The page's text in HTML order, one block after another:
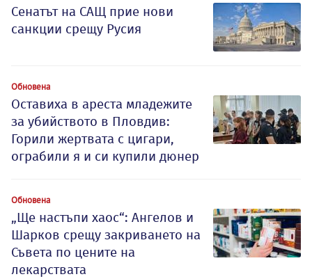
Сенатът на САЩ прие нови
санкции срещу Русия
Обновена
Оставиха в ареста младежите
за убийството в Пловдив:
Горили жертвата с цигари,
ограбили я и си купили дюнер
Обновена
„Ще настъпи хаос“: Ангелов и
Шарков срещу закриването на
Съвета по цените на
лекарствата